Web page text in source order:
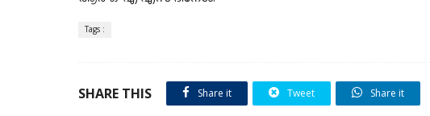
Tags :
SHARE THIS Share it Tweet Share it